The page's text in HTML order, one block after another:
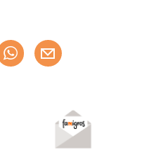
weiterempfehlen